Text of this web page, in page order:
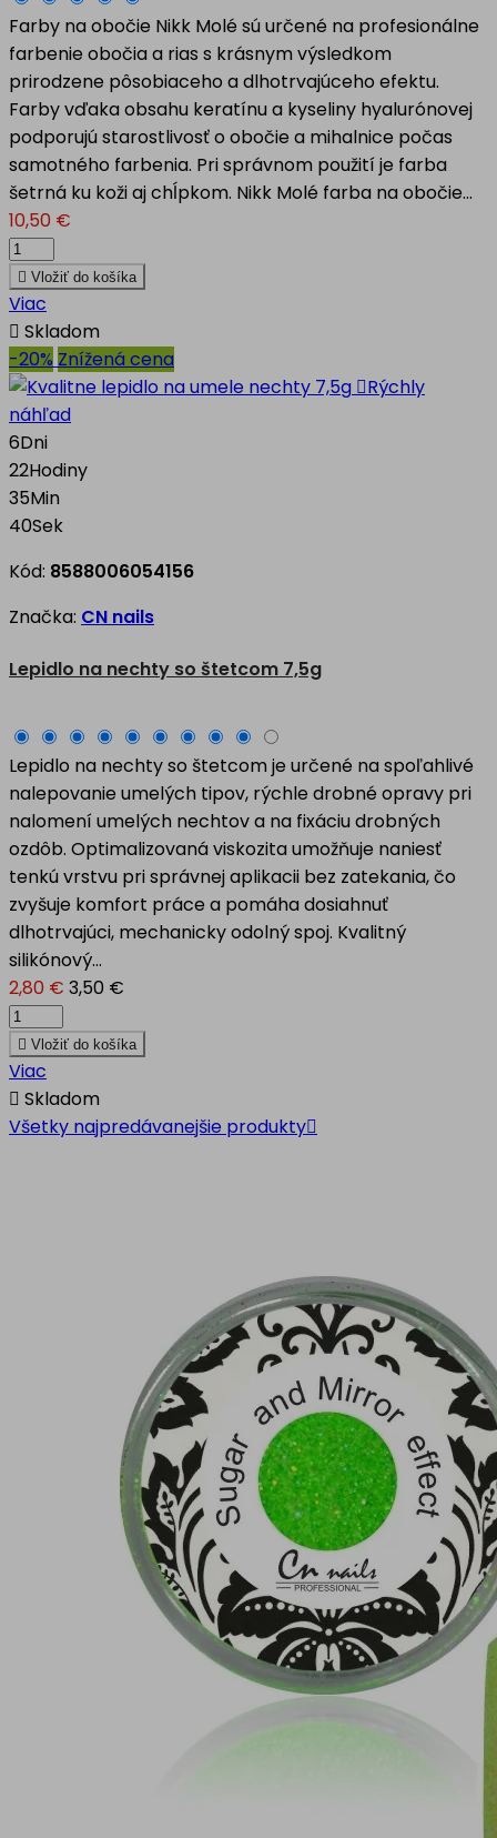
Farby na obočie Nikk Molé sú určené na profesionálne
farbenie obočia a rias s krásnym výsledkom
prirodzene pôsobiaceho a dlhotrvajúceho efektu.
Farby vďaka obsahu keratínu a kyseliny hyalurónovej
podporujú starostlivosť o obočie a mihalnice počas
samotného farbenia. Pri správnom použití je farba
šetrná ku koži aj chĺpkom. Nikk Molé farba na obočie...
10,50 €
 Vložiť do košíka
Viac
 Skladom
-20% Znížená cena
Rýchly
náhľad
6Dni
22Hodiny
35Min
38Sek
Kód: 8588006054156
Značka: CN nails
Lepidlo na nechty so štetcom 7,5g
Lepidlo na nechty so štetcom je určené na spoľahlivé
nalepovanie umelých tipov, rýchle drobné opravy pri
nalomení umelých nechtov a na fixáciu drobných
ozdôb. Optimalizovaná viskozita umožňuje naniesť
tenkú vrstvu pri správnej aplikacii bez zatekania, čo
zvyšuje komfort práce a pomáha dosiahnuť
dlhotrvajúci, mechanicky odolný spoj. Kvalitný
silikónový...
2,80 € 3,50 €
 Vložiť do košíka
Viac
 Skladom
Všetky najpredávanejšie produkty